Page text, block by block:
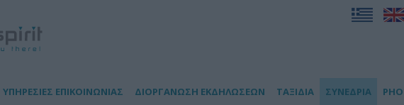
ΥΠΗΡΕΣΙΕΣ ΕΠΙΚΟΙΝΩΝΙΑΣ ΔΙΟΡΓΑΝΩΣΗ ΕΚΔΗΛΩΣΕΩΝ ΤΑΞΙΔΙΑ ΣΥΝΕΔΡΙΑ